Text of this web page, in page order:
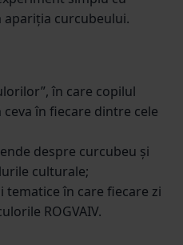
apariția curcubeului.
în care copilul
în fiecare dintre cele
despre curcubeu și
culturale;
tematice în care fiecare zi
ROGVAIV.